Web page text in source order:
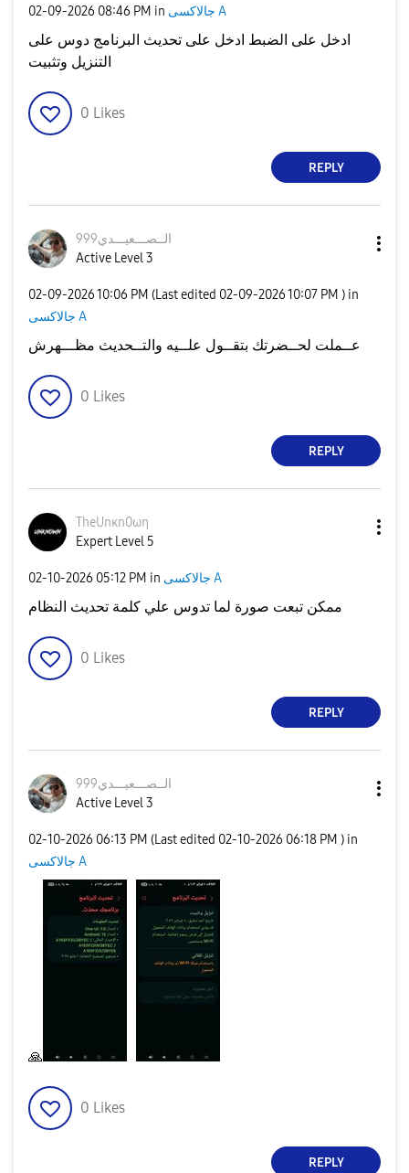
‎02-09-2026 08:46 PM in جالاكسى A
ادخل على الضبط ادخل على تحديث البرنامج دوس على
التنزيل وتثبيت
0 Likes
REPLY
الــصـــعيـــدي999
Active Level 3
‎02-09-202610:06 PM (Last edited ‎02-09-202610:07 PM ) in
جالاكسى A
عــملت لحــضرتك بتقــول علــيه والتــحديث مظـــهرش
0 Likes
REPLY
TheUnκn0ωη
Expert Level 5
‎02-10-2026 05:12 PM in جالاكسى A
ممكن تبعت صورة لما تدوس علي كلمة تحديث النظام
0 Likes
REPLY
الــصـــعيـــدي999
Active Level 3
‎02-10-2026 06:13 PM (Last edited ‎02-10-2026 06:18 PM ) in
جالاكسى A
🙏
0 Likes
REPLY